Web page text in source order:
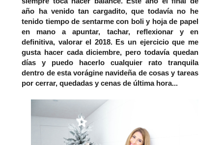
año ha venido tan cargadito, que todavía no he
tenido tiempo de sentarme con boli y hoja de papel
en mano a apuntar, tachar, reflexionar y en
definitiva, valorar el 2018. Es un ejercicio que me
gusta hacer cada diciembre, pero todavía quedan
días y puedo hacerlo cualquier rato tranquila
dentro de esta vorágine navideña de cosas y tareas
por cerrar, quedadas y cenas de última hora...